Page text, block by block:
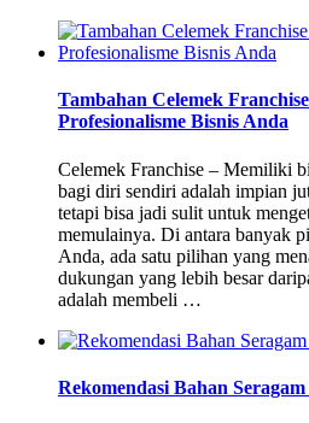
Tambahan Celemek
Profesionalisme Bisnis Anda
Celemek Franchise – Memiliki
bagi diri sendiri adalah impian
tetapi bisa jadi sulit untuk
memulainya. Di antara banyak
Anda, ada satu pilihan yang
dukungan yang lebih besar
adalah membeli …
Rekomendasi Bahan